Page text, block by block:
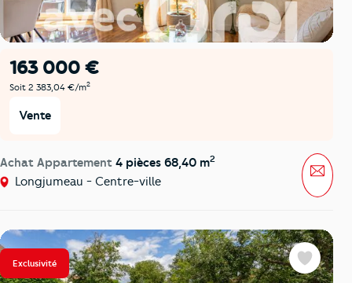
163 000 €
Soit 2 383,04 €/m2
Vente
Achat Appartement 4 pièces 68,40 m2
Longjumeau - Centre-ville
Exclusivité Favoris